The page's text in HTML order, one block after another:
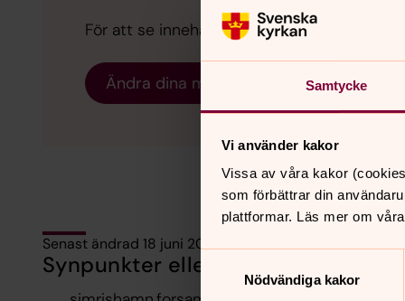
Samtycke
Vi använder kakor
Vissa av våra kakor
som förbättrar din
plattformar. Läs mer om
Samtyckesval
Nödvändiga kakor
För att se innehållet behöver du acceptera
Ändra dina marknadsföring för kakor
Senast ändrad 18 juni 2026
Synpunkter eller frågor på sidans